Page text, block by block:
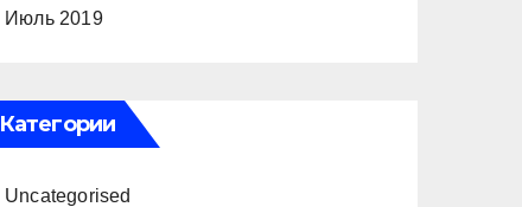
Июль 2019
Категории
Uncategorised